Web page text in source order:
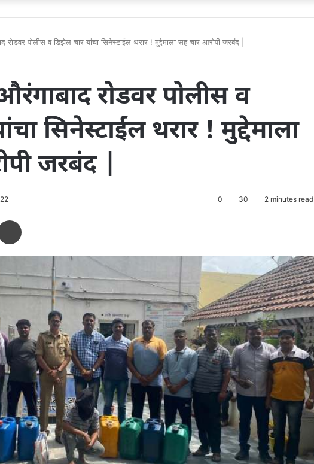
रोडवर पोलीस व डिझेल चार यांचा सिनेस्टाईल थरार ! मुद्देमाला सह चार आरोपी जरबंद |
रोडवर पोलीस व
सिनेस्टाईल थरार ! मुद्देमाला
जरबंद |
0 30 2 minutes read
via Email